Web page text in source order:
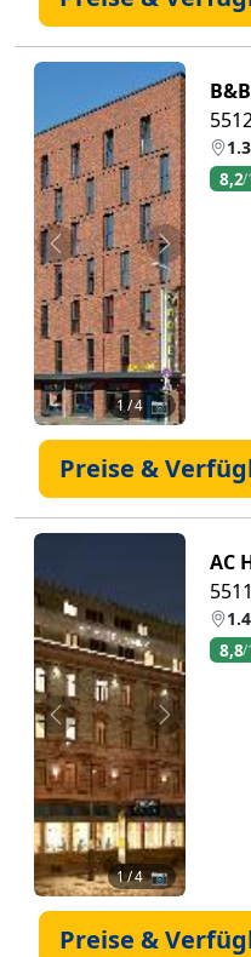
Zurück Weiter
1/ 4 📷
8,2/
Preise &
Zurück Weiter
1/ 4 📷
AC
8,8/
Preise &